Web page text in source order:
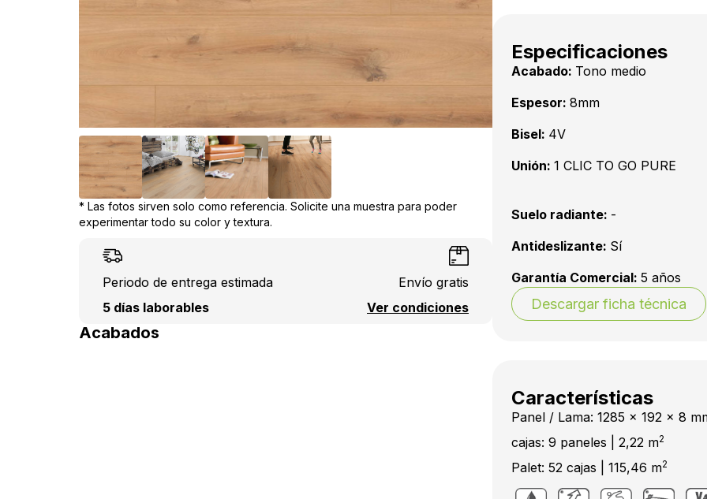
* Las fotos sirven solo como referencia. Solicite una muestra para poder
experimentar todo su color y textura.
Periodo de entrega estimada
5 días laborables
Envío gratis
Ver condiciones
Acabados
Especificaciones
Acabado: Tono medio
Espesor: 8mm
Bisel: 4V
Unión: 1 CLIC TO GO PURE
Suelo radiante: -
Antideslizante: Sí
Garantía Comercial: 5 años
Descargar ficha técnica
Características
Panel / Lama: 1285 x 192 x 8
cajas: 9 paneles | 2,22 m2
Palet: 52 cajas | 115,46 m2